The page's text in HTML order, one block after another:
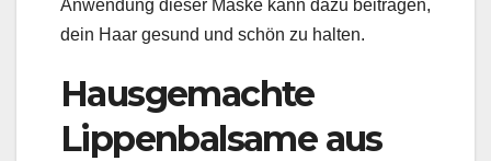
Anwendung dieser Maske kann dazu beitragen,
dein Haar gesund und schön zu halten.
Hausgemachte
Lippenbalsame aus